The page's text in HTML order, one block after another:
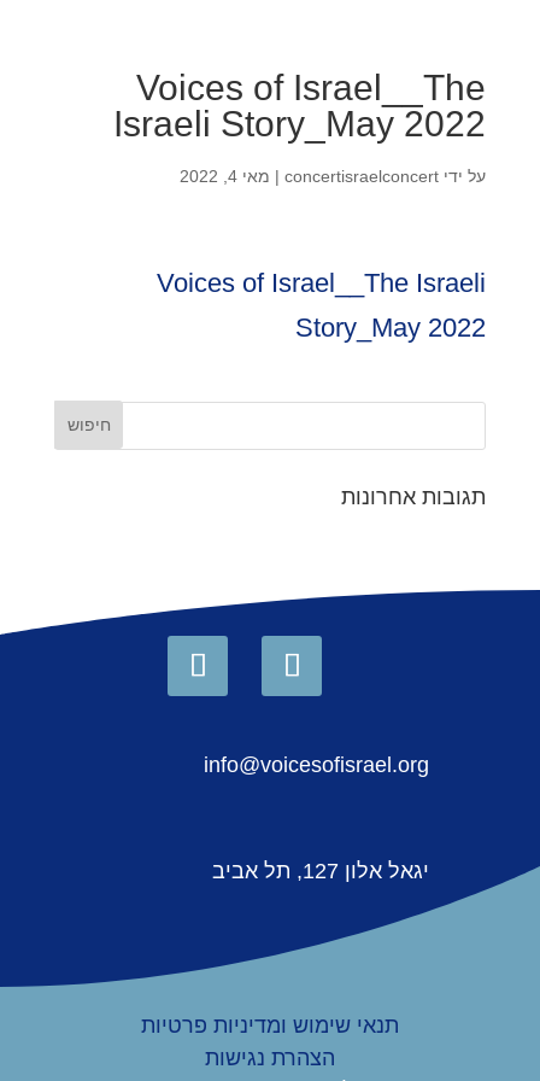
Voices of Israel__The
Israeli Story_May 2022
על ידי concertisraelconcert
| מאי 4, 2022
Voices of Israel__The Israeli
Story_May 2022
תגובות אחרונות
info@voicesofisrael.org
יגאל אלון 127, תל אביב
תנאי שימוש ומדיניות פרטיות
הצהרת נגישות